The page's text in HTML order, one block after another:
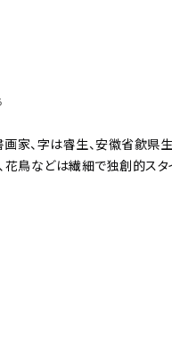
家、字は睿生、安徽省歙県
花鳥などは繊細で独創的スタ